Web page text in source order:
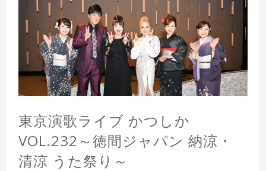
東京演歌ライブ かつしか
VOL.232～徳間ジャパン 納涼・
清涼 うた祭り～